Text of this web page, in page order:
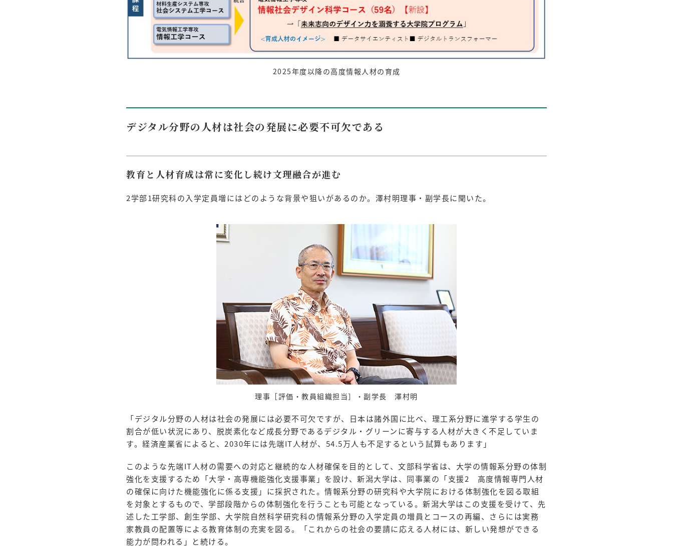
2025年度以降の高度情報人材の育成
デジタル分野の人材は社会の発展に必要不可欠である
教育と人材育成は常に変化し続け文理融合が進む
2学部1研究科の入学定員増にはどのような背景や狙いがあるのか。澤村明理事・副学長に聞いた。
理事［評価・教員組織担当］・副学長 澤村明
「デジタル分野の人材は社会の発展には必要不可欠ですが、日本は諸外国に比べ、理工系分野に進学する学生の
割合が低い状況にあり、脱炭素化など成長分野であるデジタル・グリーンに寄与する人材が大きく不足していま
す。経済産業省によると、2030年には先端IT人材が、54.5万人も不足するという試算もあります」
このような先端IT人材の需要への対応と継続的な人材確保を目的として、文部科学省は、大学の情報系分野の体制
強化を支援するため「大学・高専機能強化支援事業」を設け、新潟大学は、同事業の「支援2 高度情報専門人材
の確保に向けた機能強化に係る支援」に採択された。情報系分野の研究科や大学院における体制強化を図る取組
を対象とするもので、学部段階からの体制強化を行うことも可能となっている。新潟大学はこの支援を受けて、先
述した工学部、創生学部、大学院自然科学研究科の情報系分野の入学定員の増員とコースの再編、さらには実務
家教員の配置等による教育体制の充実を図る。「これからの社会の要請に応える人材には、新しい発想ができる
能力が問われる」と続ける。